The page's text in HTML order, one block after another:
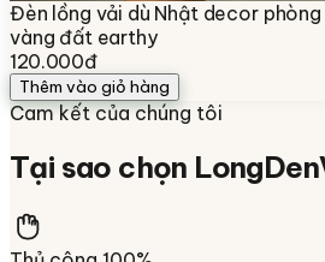
Đèn lồng vải dù Nhật decor
vàng đất earthy
120.000đ
Thêm vào giỏ hàng
Cam kết của chúng tôi
Tại sao chọn